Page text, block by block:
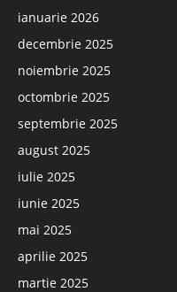
ianuarie 2026
decembrie 2025
noiembrie 2025
octombrie 2025
septembrie 2025
august 2025
iulie 2025
iunie 2025
mai 2025
aprilie 2025
martie 2025